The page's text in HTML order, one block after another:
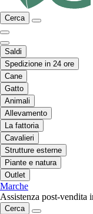
Cerca
Saldi
Spedizione in 24 ore
Cane
Gatto
Animali
Allevamento
La fattoria
Cavalieri
Strutture esterne
Piante e natura
Outlet
Marche
Assistenza post-vendita
Cerca